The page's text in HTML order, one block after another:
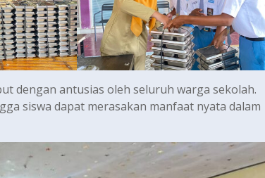
dengan antusias oleh seluruh warga sekolah.
siswa dapat merasakan manfaat nyata dalam